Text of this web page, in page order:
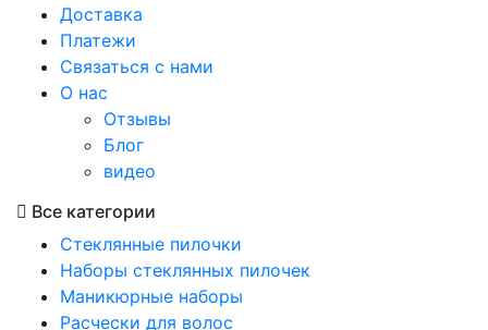
Доставка
Платежи
Связаться с нами
О нас
Отзывы
Блог
видео
Все категории
Стеклянные пилочки
Наборы стеклянных пилочек
Маникюрные наборы
Расчески для волос